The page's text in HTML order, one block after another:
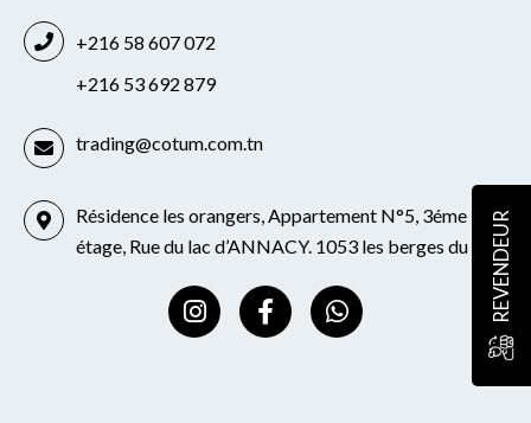
+216 58 607 072
+216 53 692 879
trading@cotum.com.tn
Résidence les orangers, Appartement N°5, 3éme
étage, Rue du lac d’ANNACY. 1053 les berges du lac
I
n
s
F
a
c
W
h
a
REVENDEUR